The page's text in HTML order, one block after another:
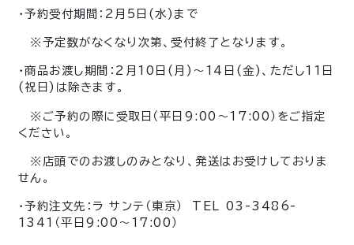
・予約受付期間：2月5日(水)まで
※予定数がなくなり次第、受付終了となります。
・商品お渡し期間：2月10日(月)～14日(金)、ただし11日
(祝日)は除きます。
※ご予約の際に受取日（平日9:00～17:00）をご指定
ください。
※店頭でのお渡しのみとなり、発送はお受けしておりま
せん。
・予約注文先：ラ サンテ（東京） TEL 03-3486-
1341（平日9:00～17:00）